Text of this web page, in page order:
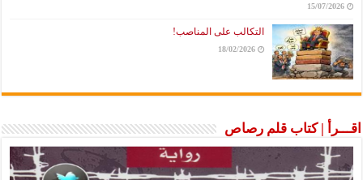
15/07/2026
التكالب على المناصب!
18/02/2026
اقـــرأ | كتاب قلم رصاص